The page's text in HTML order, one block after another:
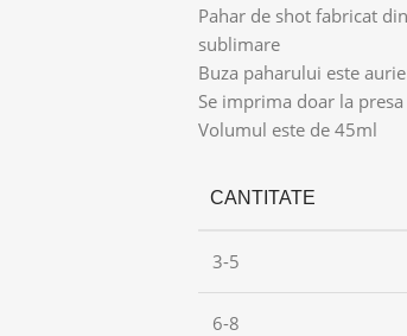
Pahar de shot fabricat
sublimare
Buza paharului este aurie
Se imprima doar la
Volumul este de 45ml
CANTITATE
3-5
6-8